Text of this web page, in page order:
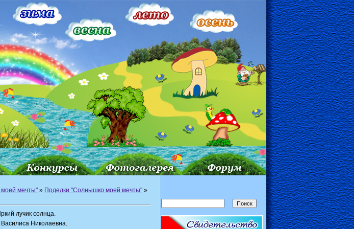
моей мечты" » Поделки "Солнышко моей мечты" »
лучик солнца.
Василиса Николаевна.